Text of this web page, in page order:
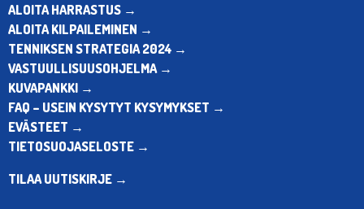
ALOITA HARRASTUS →
ALOITA KILPAILEMINEN →
TENNIKSEN STRATEGIA 2024 →
VASTUULLISUUSOHJELMA →
KUVAPANKKI →
FAQ – USEIN KYSYTYT KYSYMYKSET →
EVÄSTEET →
TIETOSUOJASELOSTE →
TILAA UUTISKIRJE →